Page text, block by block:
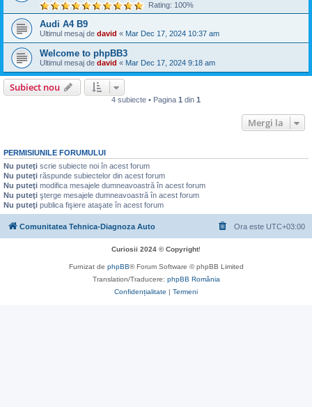
Rating: 100%
Audi A4 B9
Ultimul mesaj de david « Mar Dec 17, 2024 10:37 am
Welcome to phpBB3
Ultimul mesaj de david « Mar Dec 17, 2024 9:18 am
Subiect nou
4 subiecte • Pagina 1 din 1
Mergi la
PERMISIUNILE FORUMULUI
Nu puteţi scrie subiecte noi în acest forum
Nu puteţi răspunde subiectelor din acest forum
Nu puteţi modifica mesajele dumneavoastră în acest forum
Nu puteţi şterge mesajele dumneavoastră în acest forum
Nu puteţi publica fişiere ataşate în acest forum
Comunitatea Tehnica-Diagnoza Auto Ora este UTC+03:00
Curiosii 2024 © Copyright!
Furnizat de phpBB® Forum Software © phpBB Limited
Translation/Traducere: phpBB România
Confidențialitate | Termeni